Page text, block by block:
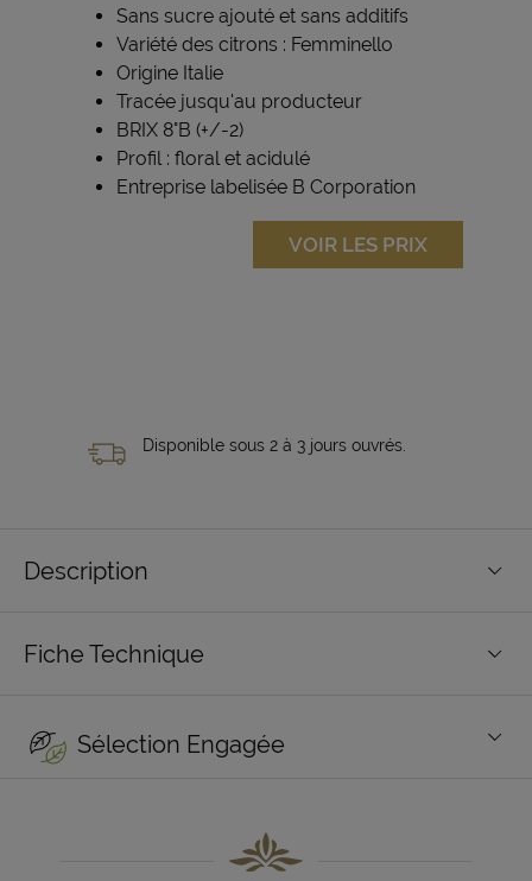
Sans sucre ajouté et sans additifs
Variété des citrons : Femminello
Origine Italie
Tracée jusqu'au producteur
BRIX 8°B (+/-2)
Profil : floral et acidulé
Entreprise labelisée B Corporation
VOIR LES PRIX
Disponible sous 2 à 3 jours ouvrés.
Description
Fiche Technique
Sélection Engagée